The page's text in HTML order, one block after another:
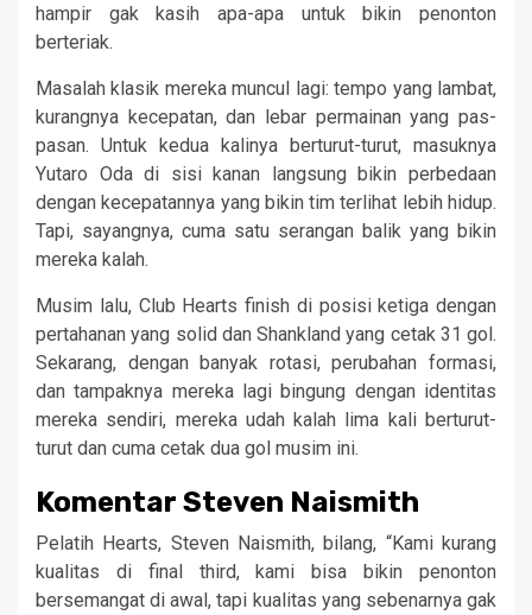
hampir gak kasih apa-apa untuk bikin penonton
berteriak.
Masalah klasik mereka muncul lagi: tempo yang lambat,
kurangnya kecepatan, dan lebar permainan yang pas-
pasan. Untuk kedua kalinya berturut-turut, masuknya
Yutaro Oda di sisi kanan langsung bikin perbedaan
dengan kecepatannya yang bikin tim terlihat lebih hidup.
Tapi, sayangnya, cuma satu serangan balik yang bikin
mereka kalah.
Musim lalu, Club Hearts finish di posisi ketiga dengan
pertahanan yang solid dan Shankland yang cetak 31 gol.
Sekarang, dengan banyak rotasi, perubahan formasi,
dan tampaknya mereka lagi bingung dengan identitas
mereka sendiri, mereka udah kalah lima kali berturut-
turut dan cuma cetak dua gol musim ini.
Komentar Steven Naismith
Pelatih Hearts, Steven Naismith, bilang, “Kami kurang
kualitas di final third, kami bisa bikin penonton
bersemangat di awal, tapi kualitas yang sebenarnya gak